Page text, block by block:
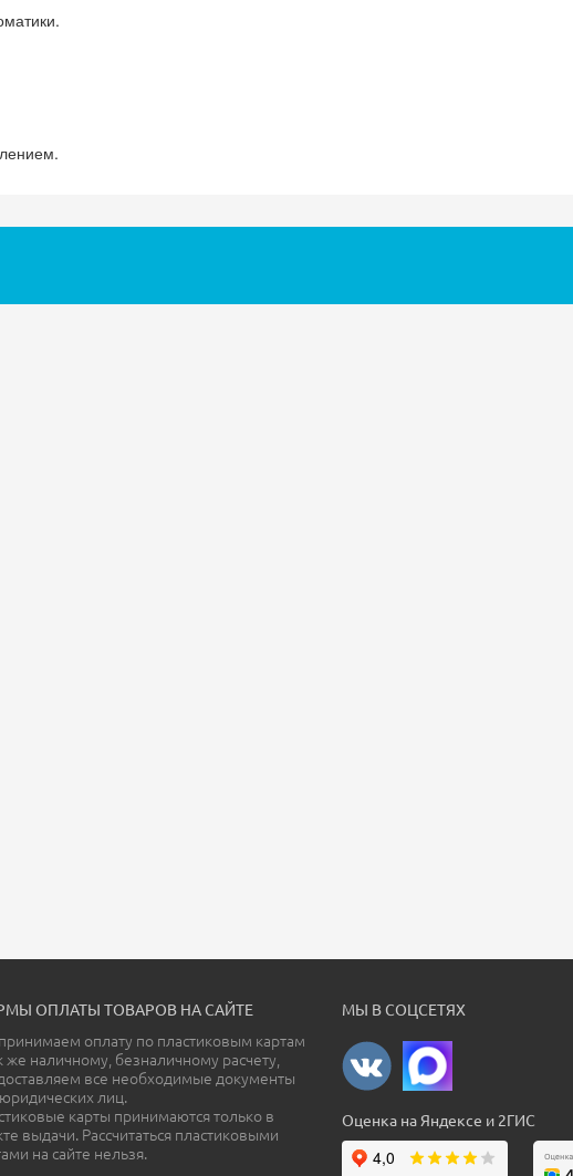
ОПЛАТЫ ТОВАРОВ НА САЙТЕ
оплату по пластиковым картам
же наличному, безналичному расчету,
все необходимые документы
лиц.
карты принимаются только в
выдачи. Рассчитаться пластиковыми
на сайте нельзя.
МЫ В СОЦСЕТЯХ
Оценка на Яндексе и 2ГИС